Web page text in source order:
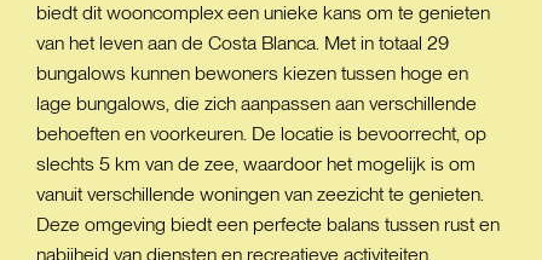
biedt dit wooncomplex een unieke kans om te genieten
van het leven aan de Costa Blanca. Met in totaal 29
bungalows kunnen bewoners kiezen tussen hoge en
lage bungalows, die zich aanpassen aan verschillende
behoeften en voorkeuren. De locatie is bevoorrecht, op
slechts 5 km van de zee, waardoor het mogelijk is om
vanuit verschillende woningen van zeezicht te genieten.
Deze omgeving biedt een perfecte balans tussen rust en
nabijheid van diensten en recreatieve activiteiten.